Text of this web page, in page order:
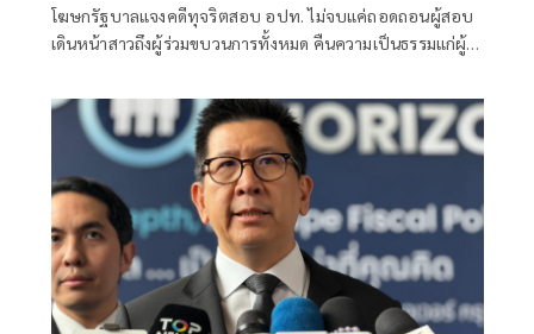
โฆษกรัฐบาลแจงคดีทุจริตสอบ อปท. ไม่จบแค่ถอดถอนผู้สอบ
เดินหน้าสาวถึงผู้ร่วมขบวนการทั้งหมด คืนความเป็นธรรมแก่ผู้
ประชาชนต่อระบบการสอบเข้ารับราชการทุกระดับ